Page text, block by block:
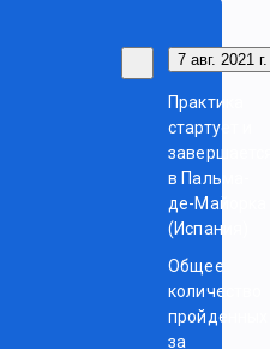
7 авг. 2021 г.
Практика
стартует и
в Пальма-
де-Майорка
(Испания)
Общее
количество
пройденных
за